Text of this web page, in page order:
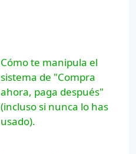
Cómo te manipula el
sistema de "Compra
ahora, paga después"
(incluso si nunca lo has
usado).